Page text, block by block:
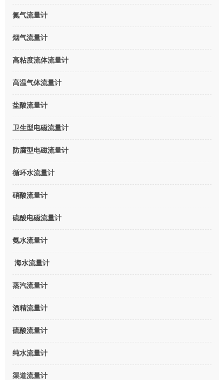
氮气流量计
烟气流量计
高粘度流体流量计
高温气体流量计
盐酸流量计
卫生型电磁流量计
防腐型电磁流量计
循环水流量计
硝酸流量计
硫酸电磁流量计
氨水流量计
海水流量计
蒸汽流量计
酒精流量计
硫酸流量计
纯水流量计
渠道流量计